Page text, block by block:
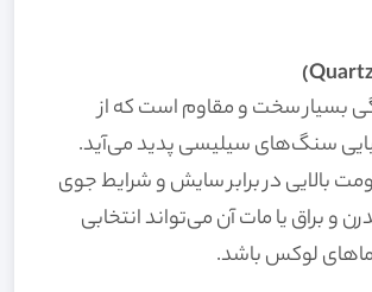
بسیار سخت و مقاوم است که از
سنگ‌های سیلیسی پدید می‌آید.
بالایی در برابر سایش و شرایط جوی
و براق یا مات آن می‌تواند انتخابی
لوکس باشد.